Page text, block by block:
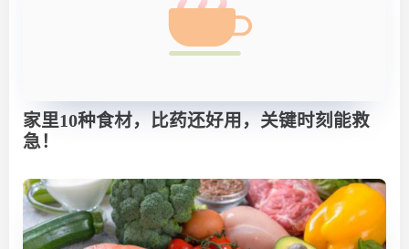
家里10种食材，比药还好用，关键时刻能救
急！